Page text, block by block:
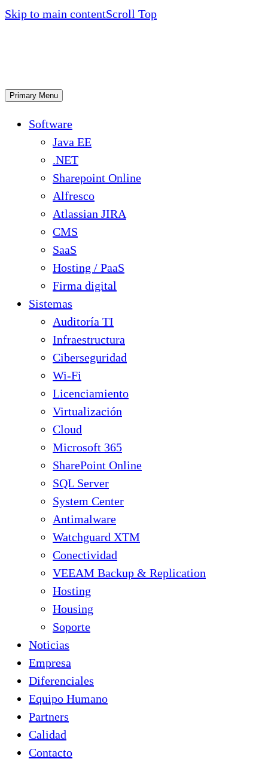
Skip to main contentScroll Top
Primary Menu
Software
Java EE
.NET
Sharepoint Online
Alfresco
Atlassian JIRA
CMS
SaaS
Hosting / PaaS
Firma digital
Sistemas
Auditoría TI
Infraestructura
Ciberseguridad
Wi-Fi
Licenciamiento
Virtualización
Cloud
Microsoft 365
SharePoint Online
SQL Server
System Center
Antimalware
Watchguard XTM
Conectividad
VEEAM Backup & Replication
Hosting
Housing
Soporte
Noticias
Empresa
Diferenciales
Equipo Humano
Partners
Calidad
Contacto